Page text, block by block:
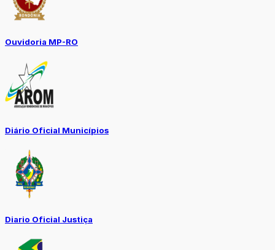
Ouvidoria MP-RO
Diário Oficial Municípios
Diario Oficial Justiça